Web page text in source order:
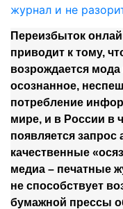
Переизбыток
приводит к тому,
возрождается мода
осознанное,
потребление
мире, и в России в
появляется запрос
качественные
медиа – печатные
не способствует
бумажной прессы